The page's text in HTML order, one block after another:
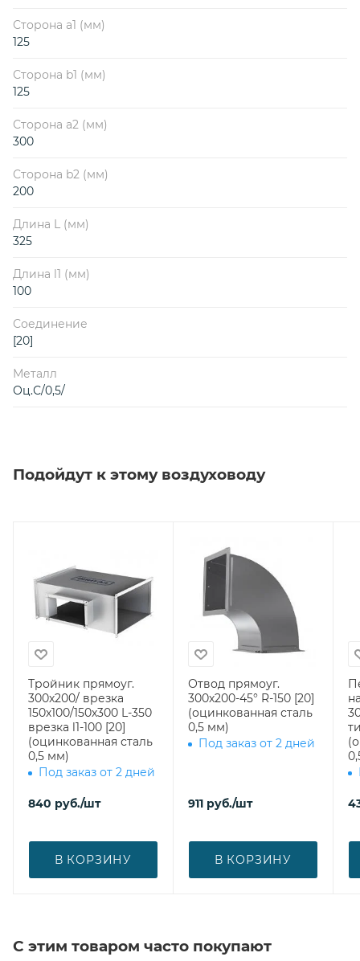
Сторона a1 (мм)
125
Сторона b1 (мм)
125
Сторона a2 (мм)
300
Сторона b2 (мм)
200
Длина L (мм)
325
Длина l1 (мм)
100
Соединение
[20]
Металл
Оц.С/0,5/
Подойдут к этому воздуховоду
Тройник прямоуг.
300х200/ врезка
150х100/150х300 L-350
врезка l1-100 [20]
(оцинкованная сталь
0,5 мм)
Под заказ от 2 дней
840 руб./шт
В КОРЗИНУ
Отвод прямоуг.
300х200-45° R-150 [20]
(оцинкованная сталь
0,5 мм)
Под заказ от 2 дней
911 руб./шт
В КОРЗИНУ
С этим товаром часто покупают